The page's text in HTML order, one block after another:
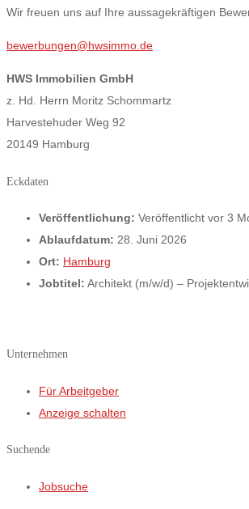
Wir freuen uns auf Ihre aussagekräftigen
bewerbungen@hwsimmo.de
HWS Immobilien GmbH
z. Hd. Herrn Moritz Schommartz
Harvestehuder Weg 92
20149 Hamburg
Eckdaten
Veröffentlichung: Veröffentlicht vor 3
Ablaufdatum: 28. Juni 2026
Ort: Hamburg
Jobtitel: Architekt (m/w/d) –
Unternehmen
Für Arbeitgeber
Anzeige schalten
Suchende
Jobsuche